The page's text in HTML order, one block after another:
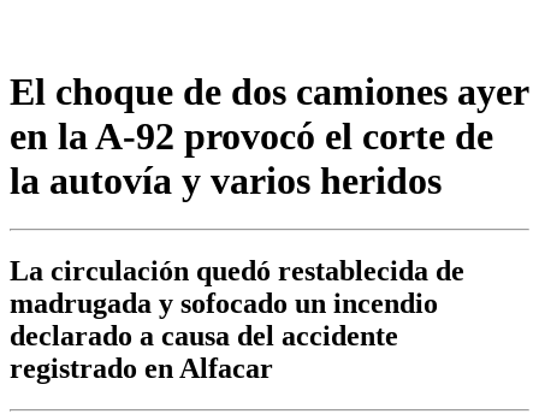
El choque de dos camiones ayer
en la A-92 provocó el corte de
la autovía y varios heridos
La circulación quedó restablecida de
madrugada y sofocado un incendio
declarado a causa del accidente
registrado en Alfacar